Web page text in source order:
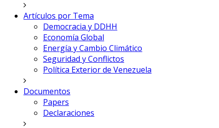
Artículos por Tema
Democracia y DDHH
Economía Global
Energía y Cambio Climático
Seguridad y Conflictos
Política Exterior de Venezuela
Documentos
Papers
Declaraciones